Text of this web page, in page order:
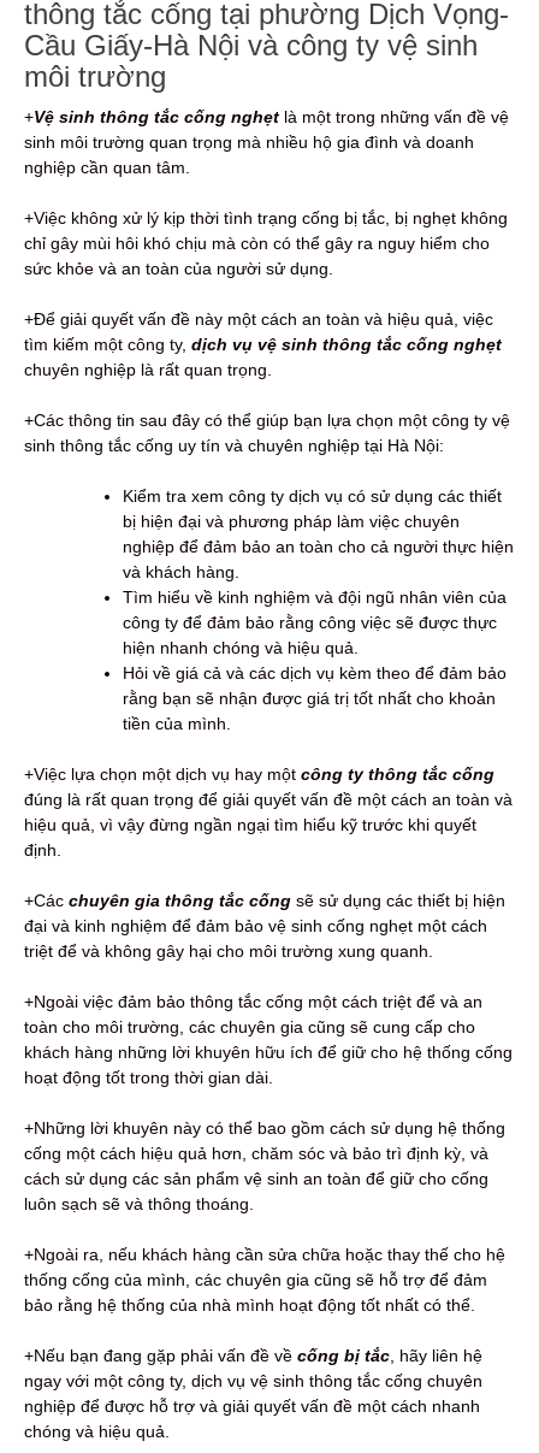
thông tắc cống tại phường Dịch Vọng-
Cầu Giấy-Hà Nội và công ty vệ sinh
môi trường
+Vệ sinh thông tắc cống nghẹt là một trong những vấn đề vệ
sinh môi trường quan trọng mà nhiều hộ gia đình và doanh
nghiệp cần quan tâm.
+Việc không xử lý kịp thời tình trạng cống bị tắc, bị nghẹt không
chỉ gây mùi hôi khó chịu mà còn có thể gây ra nguy hiểm cho
sức khỏe và an toàn của người sử dụng.
+Để giải quyết vấn đề này một cách an toàn và hiệu quả, việc
tìm kiếm một công ty, dịch vụ vệ sinh thông tắc cống nghẹt
chuyên nghiệp là rất quan trọng.
+Các thông tin sau đây có thể giúp bạn lựa chọn một công ty vệ
sinh thông tắc cống uy tín và chuyên nghiệp tại Hà Nội:
Kiểm tra xem công ty dịch vụ có sử dụng các thiết
bị hiện đại và phương pháp làm việc chuyên
nghiệp để đảm bảo an toàn cho cả người thực hiện
và khách hàng.
Tìm hiểu về kinh nghiệm và đội ngũ nhân viên của
công ty để đảm bảo rằng công việc sẽ được thực
hiện nhanh chóng và hiệu quả.
Hỏi về giá cả và các dịch vụ kèm theo để đảm bảo
rằng bạn sẽ nhận được giá trị tốt nhất cho khoản
tiền của mình.
+Việc lựa chọn một dịch vụ hay một công ty thông tắc cống
đúng là rất quan trọng để giải quyết vấn đề một cách an toàn và
hiệu quả, vì vậy đừng ngần ngại tìm hiểu kỹ trước khi quyết
định.
+Các chuyên gia thông tắc cống sẽ sử dụng các thiết bị hiện
đại và kinh nghiệm để đảm bảo vệ sinh cống nghẹt một cách
triệt để và không gây hại cho môi trường xung quanh.
+Ngoài việc đảm bảo thông tắc cống một cách triệt để và an
toàn cho môi trường, các chuyên gia cũng sẽ cung cấp cho
khách hàng những lời khuyên hữu ích để giữ cho hệ thống cống
hoạt động tốt trong thời gian dài.
+Những lời khuyên này có thể bao gồm cách sử dụng hệ thống
cống một cách hiệu quả hơn, chăm sóc và bảo trì định kỳ, và
cách sử dụng các sản phẩm vệ sinh an toàn để giữ cho cống
luôn sạch sẽ và thông thoáng.
+Ngoài ra, nếu khách hàng cần sửa chữa hoặc thay thế cho hệ
thống cống của mình, các chuyên gia cũng sẽ hỗ trợ để đảm
bảo rằng hệ thống của nhà mình hoạt động tốt nhất có thể.
+Nếu bạn đang gặp phải vấn đề về cống bị tắc , hãy liên hệ
ngay với một công ty, dịch vụ vệ sinh thông tắc cống chuyên
nghiệp để được hỗ trợ và giải quyết vấn đề một cách nhanh
chóng và hiệu quả.